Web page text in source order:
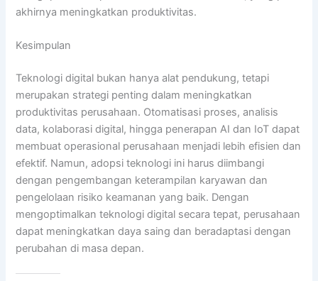
akhirnya meningkatkan produktivitas.
Kesimpulan
Teknologi digital bukan hanya alat pendukung, tetapi
merupakan strategi penting dalam meningkatkan
produktivitas perusahaan. Otomatisasi proses, analisis
data, kolaborasi digital, hingga penerapan AI dan IoT dapat
membuat operasional perusahaan menjadi lebih efisien dan
efektif. Namun, adopsi teknologi ini harus diimbangi
dengan pengembangan keterampilan karyawan dan
pengelolaan risiko keamanan yang baik. Dengan
mengoptimalkan teknologi digital secara tepat, perusahaan
dapat meningkatkan daya saing dan beradaptasi dengan
perubahan di masa depan.